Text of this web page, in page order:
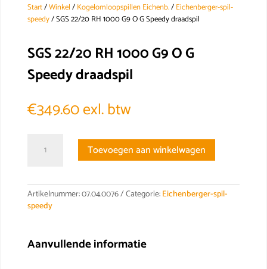
Start/Winkel/Kogelomloopspillen Eichenb./Eichenberger-spil-
speedy/ SGS 22/20 RH 1000 G9 O G Speedy draadspil
SGS 22/20 RH 1000 G9 O G
Speedy draadspil
€349.60exl. btw
22/20
G9
O
G
aantal
Toevoegen aan winkelwagen
Artikelnummer:07.04.0076 Categorie:Eichenberger-spil-
speedy
Aanvullende informatie